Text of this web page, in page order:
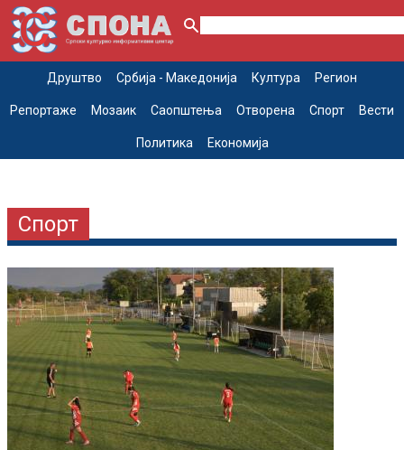
Друштво Србија - Македонија Култура Регион
Репортаже Мозаик Саопштења Отворена Спорт Вести
Политика Економија
Спорт